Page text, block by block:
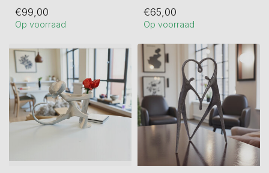
sculptuu...
€99,00
Op voorraad
verbondenheid en liefde.
Perf...
€65,00
Op voorraad